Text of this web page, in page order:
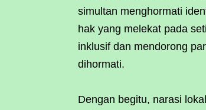
simultan menghormati
hak yang melekat pada
inklusif dan mendorong
dihormati.
Dengan begitu, narasi